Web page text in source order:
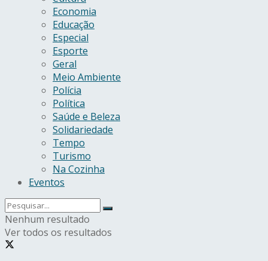
Economia
Educação
Especial
Esporte
Geral
Meio Ambiente
Polícia
Política
Saúde e Beleza
Solidariedade
Tempo
Turismo
Na Cozinha
Eventos
Nenhum resultado
Ver todos os resultados